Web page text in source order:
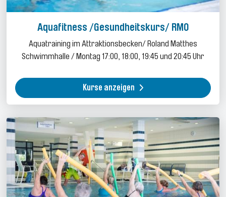
Aquafitness /Gesundheitskurs/ RMO
Aquatraining im Attraktionsbecken/ Roland Matthes
Schwimmhalle / Montag 17:00, 18:00, 19:45 und 20:45 Uhr
Kurse anzeigen